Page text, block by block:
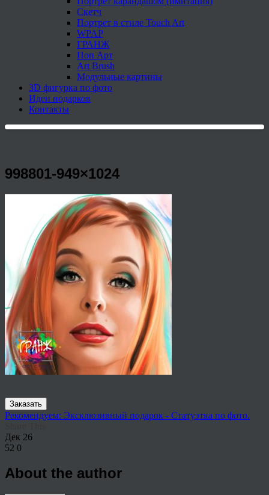
Скетч
Портрет в стиле Touch Art
WPAP
ГРАНЖ
Поп Арт
Art Brush
Модульные картины
3D фигурка по фото
Идеи подарков
Контакты
998801-949×1024
Заказать
Рекомендуем: Эксклюзивный подарок - Статуэтка по фото.
Дек 26
52 0
About the author